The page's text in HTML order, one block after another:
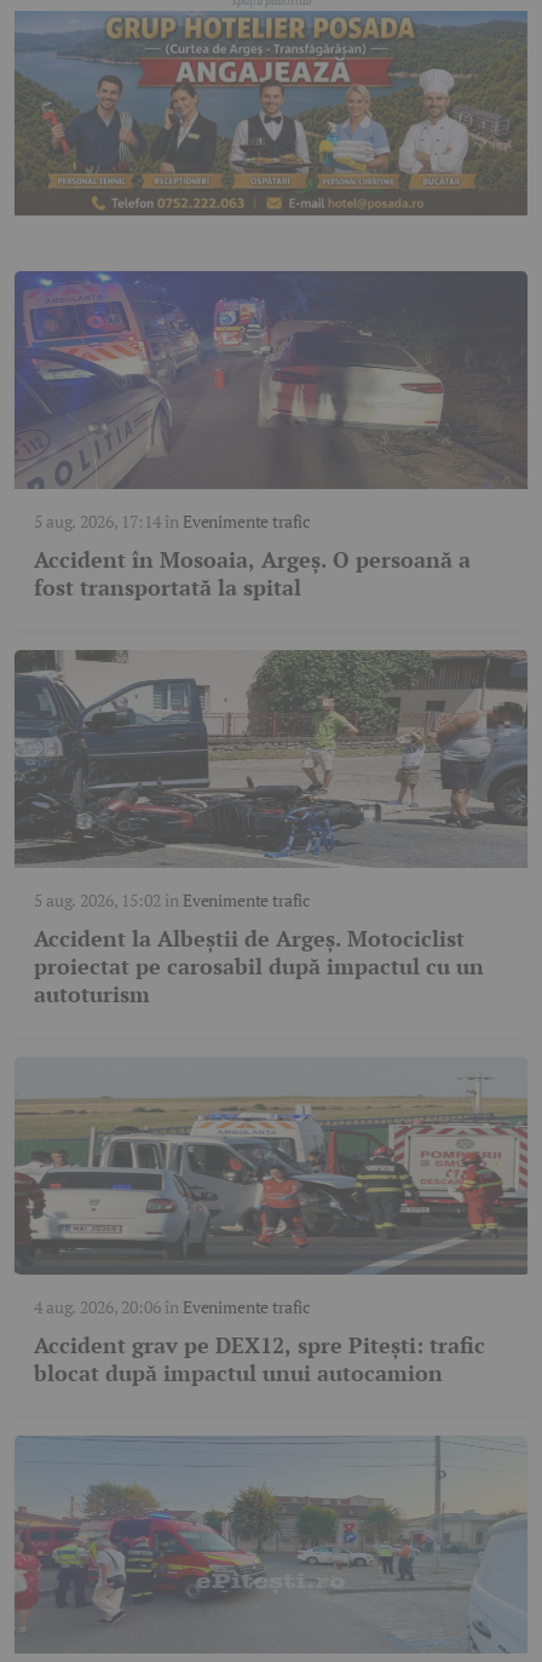
5 aug. 2026, 17:14în Evenimente trafic
Accident în Mosoaia, Argeș. O persoană a
fost transportată la spital
5 aug. 2026, 15:02 în Evenimente trafic
Accident la Albeștii de Argeș. Motociclist
proiectat pe carosabil după impactul cu un
autoturism
4 aug. 2026, 20:06în Evenimente trafic
Accident grav pe DEX12, spre Pitești: trafic
blocat după impactul unui autocamion